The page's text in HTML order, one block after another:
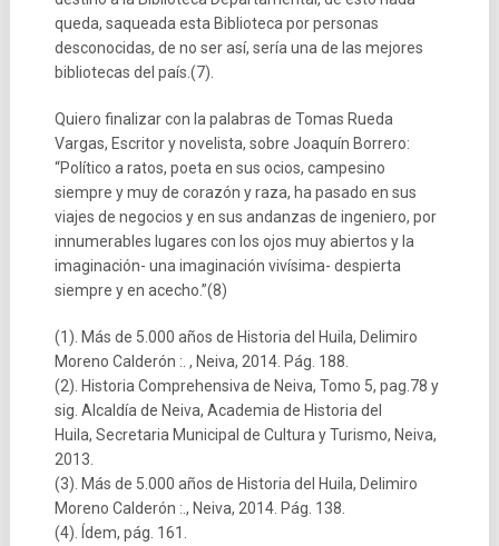
queda, saqueada esta Biblioteca por personas
desconocidas, de no ser así, sería una de las mejores
bibliotecas del país.(7).
Quiero finalizar con la palabras de Tomas Rueda
Vargas, Escritor y novelista, sobre Joaquín Borrero:
“Político a ratos, poeta en sus ocios, campesino
siempre y muy de corazón y raza, ha pasado en sus
viajes de negocios y en sus andanzas de ingeniero, por
innumerables lugares con los ojos muy abiertos y la
imaginación- una imaginación vivísima- despierta
siempre y en acecho.”(8)
(1). Más de 5.000 años de Historia del Huila, Delimiro
Moreno Calderón :. , Neiva, 2014. Pág. 188.
(2). Historia Comprehensiva de Neiva, Tomo 5, pag.78 y
sig. Alcaldía de Neiva, Academia de Historia del
Huila, Secretaria Municipal de Cultura y Turismo, Neiva,
2013.
(3). Más de 5.000 años de Historia del Huila, Delimiro
Moreno Calderón :., Neiva, 2014. Pág. 138.
(4). Ídem, pág. 161.